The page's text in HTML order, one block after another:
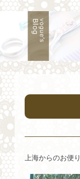
上海からのお便り